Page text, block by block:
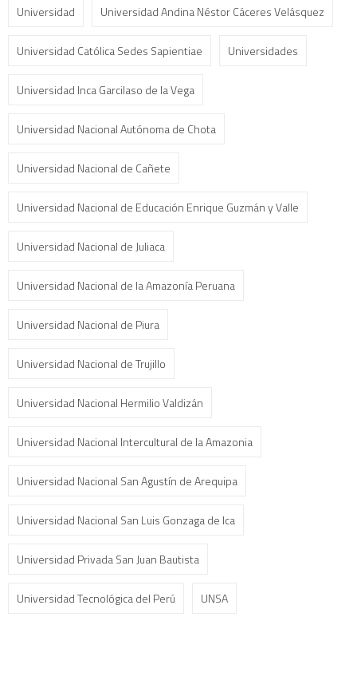
Universidad Universidad Andina Néstor Cáceres Velásquez
Universidad Católica Sedes Sapientiae Universidades
Universidad Inca Garcilaso de la Vega
Universidad Nacional Autónoma de Chota
Universidad Nacional de Cañete
Universidad Nacional de Educación Enrique Guzmán y Valle
Universidad Nacional de Juliaca
Universidad Nacional de la Amazonía Peruana
Universidad Nacional de Piura
Universidad Nacional de Trujillo
Universidad Nacional Hermilio Valdizán
Universidad Nacional Intercultural de la Amazonia
Universidad Nacional San Agustín de Arequipa
Universidad Nacional San Luis Gonzaga de Ica
Universidad Privada San Juan Bautista
Universidad Tecnológica del Perú UNSA